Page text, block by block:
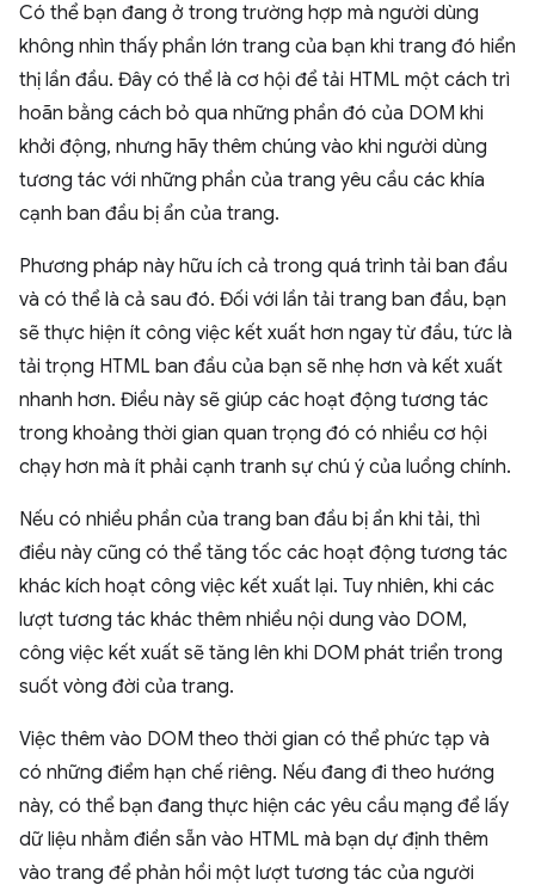
Có thể bạn đang ở trong trường hợp mà người dùng
không nhìn thấy phần lớn trang của bạn khi trang đó hiển
thị lần đầu. Đây có thể là cơ hội để tải HTML một cách trì
hoãn bằng cách bỏ qua những phần đó của DOM khi
khởi động, nhưng hãy thêm chúng vào khi người dùng
tương tác với những phần của trang yêu cầu các khía
cạnh ban đầu bị ẩn của trang.
Phương pháp này hữu ích cả trong quá trình tải ban đầu
và có thể là cả sau đó. Đối với lần tải trang ban đầu, bạn
sẽ thực hiện ít công việc kết xuất hơn ngay từ đầu, tức là
tải trọng HTML ban đầu của bạn sẽ nhẹ hơn và kết xuất
nhanh hơn. Điều này sẽ giúp các hoạt động tương tác
trong khoảng thời gian quan trọng đó có nhiều cơ hội
chạy hơn mà ít phải cạnh tranh sự chú ý của luồng chính.
Nếu có nhiều phần của trang ban đầu bị ẩn khi tải, thì
điều này cũng có thể tăng tốc các hoạt động tương tác
khác kích hoạt công việc kết xuất lại. Tuy nhiên, khi các
lượt tương tác khác thêm nhiều nội dung vào DOM,
công việc kết xuất sẽ tăng lên khi DOM phát triển trong
suốt vòng đời của trang.
Việc thêm vào DOM theo thời gian có thể phức tạp và
có những điểm hạn chế riêng. Nếu đang đi theo hướng
này, có thể bạn đang thực hiện các yêu cầu mạng để lấy
dữ liệu nhằm điền sẵn vào HTML mà bạn dự định thêm
vào trang để phản hồi một lượt tương tác của người